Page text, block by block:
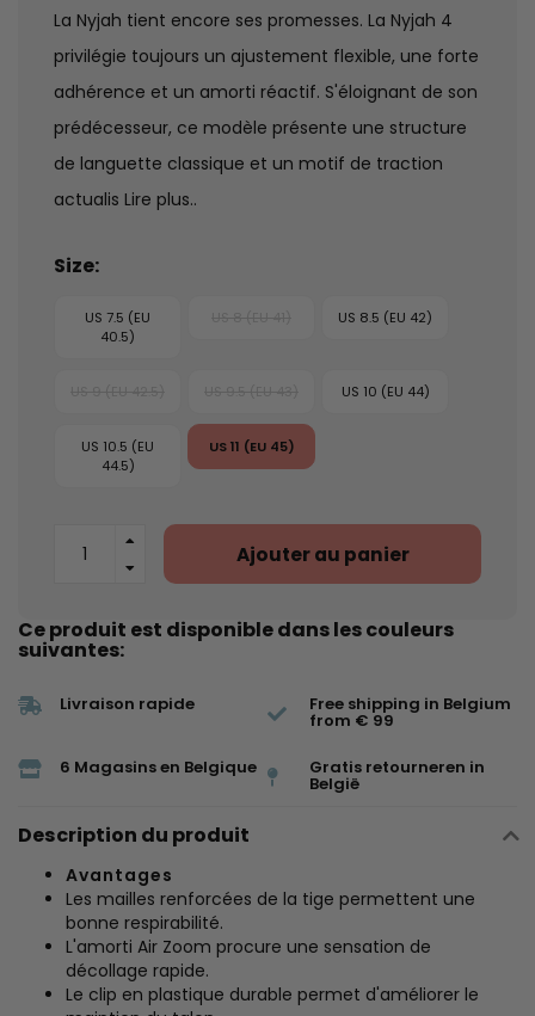
La Nyjah tient encore ses promesses. La Nyjah 4
privilégie toujours un ajustement flexible, une forte
adhérence et un amorti réactif. S'éloignant de son
prédécesseur, ce modèle présente une structure
de languette classique et un motif de traction
actualis Lire plus..
Size:
US 7.5 (EU
40.5)
US 8.5 (EU 42)
US 10 (EU 44)
US 10.5 (EU
44.5)
US 11 (EU 45)
Ajouter au panier
Ce produit est disponible dans les couleurs
suivantes:
Livraison rapide Free shipping in Belgium
from € 99
6 Magasins en Belgique Gratis retourneren in
België
Description du produit
Avantages
Les mailles renforcées de la tige permettent une
bonne respirabilité.
L'amorti Air Zoom procure une sensation de
décollage rapide.
Le clip en plastique durable permet d'améliorer le